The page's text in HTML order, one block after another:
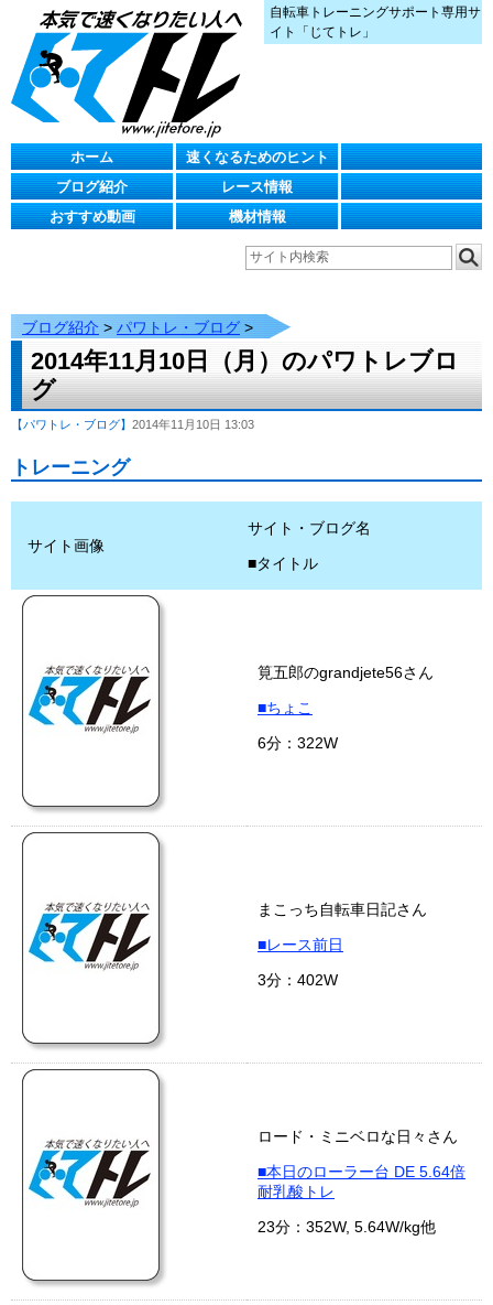
自転車トレーニングサポート専用サ
イト「じてトレ」
ホーム
速くなるためのヒント
ブログ紹介
レース情報
おすすめ動画
機材情報
ブログ紹介 > パワトレ・ブログ>
2014年11月10日（月）のパワトレブロ
グ
【パワトレ・ブログ】 2014年11月10日 13:03
トレーニング
サイト画像
サイト・ブログ名
■タイトル
筧五郎のgrandjete56さん
■ちょこ
6分：322W
まこっち自転車日記さん
■レース前日
3分：402W
ロード・ミニベロな日々さん
■本日のローラー台 DE 5.64倍
耐乳酸トレ
23分：352W, 5.64W/kg他